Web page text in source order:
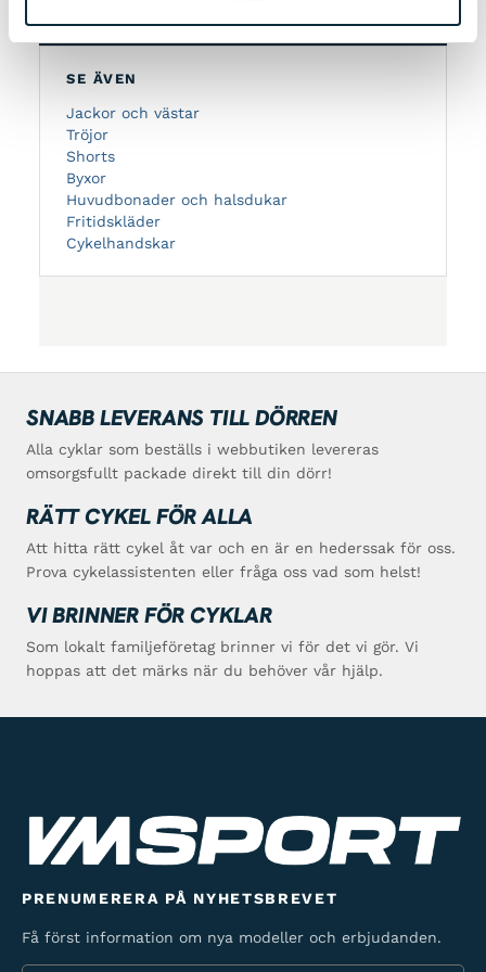
SE ÄVEN
Jackor och västar
Tröjor
Shorts
Byxor
Huvudbonader och halsdukar
Fritidskläder
Cykelhandskar
SNABB LEVERANS TILL DÖRREN
Alla cyklar som beställs i webbutiken levereras
omsorgsfullt packade direkt till din dörr!
RÄTT CYKEL FÖR ALLA
Att hitta rätt cykel åt var och en är en hederssak för oss.
Prova cykelassistenten eller fråga oss vad som helst!
VI BRINNER FÖR CYKLAR
Som lokalt familjeföretag brinner vi för det vi gör. Vi
hoppas att det märks när du behöver vår hjälp.
PRENUMERERA PÅ NYHETSBREVET
Få först information om nya modeller och erbjudanden.